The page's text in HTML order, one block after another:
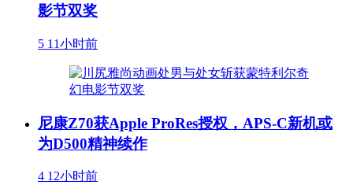
影节双奖
5 11小时前
尼康Z70获Apple ProRes授权，APS-C新机或
为D500精神续作
4 12小时前